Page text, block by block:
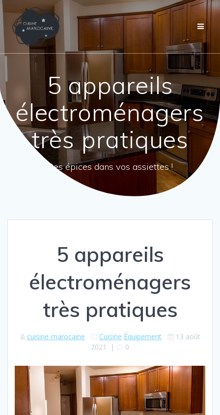
Passer
au
5 appareils
électroménagers
très pratiques
Des épices dans vos assiettes !
5 appareils
électroménagers
très pratiques
cuisine-marocaine Cuisine Équipement
13 août
2021
| 0